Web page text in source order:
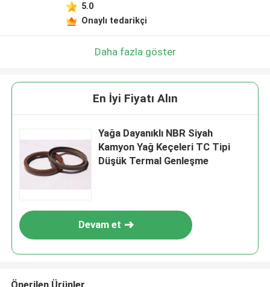
5.0
Onaylı tedarikçi
Daha fazla göster
En İyi Fiyatı Alın
Yağa Dayanıklı NBR Siyah
Kamyon Yağ Keçeleri TC Tipi
Düşük Termal Genleşme
Devam et
Önerilen Ürünler